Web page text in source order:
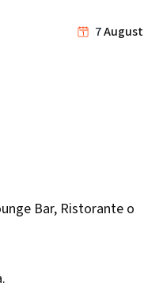
7August
Bar, Ristorante o